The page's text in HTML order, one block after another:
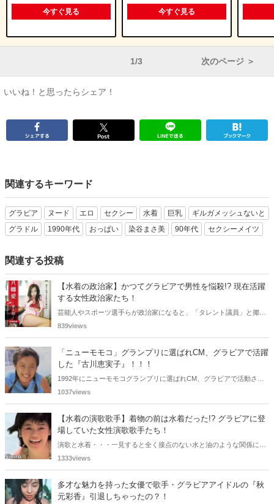
今すぐ見る 今すぐ見る
1/3 次のページ ＞
いいね！と思ったらシェア！
関連するキーワード
グラビア ヌード エロ セクシー 水着 巨乳
ギルガメッシュないと
グラドル
1990年代 おっぱい 染谷まさ美 90年代 セクシーメイツ
関連する投稿
【水着の政治家】かつてグラビアで男性を悩殺!? 現在活躍
する女性政治家たち！
芸能人やスポーツ選手らが政治家になると、「タレント議員」と揶揄
されることがありますが、同時に、"タレントとしての活躍" が再注目
わどいショットで多くの男性を魅了した女性も!? 今回は、そんなグラ
ビアで活躍した女性政治家6名をご紹介します。
839views
「ニューモモコ」グランプリに選ばれCM、グラビアで活躍
した『古川恵実子』！！！
1992年にニューモモコグランプリに選ばれCM、グラビアで活動され
ていた古川恵実子さん。2010年3月頃まではラジオDJを担当されてい
みました。
1037views
【水着の演歌歌手】着物の前は水着だった!? グラビアに登
場していた女性演歌歌手たち！
演歌と水着・・・一見すると全く接点のない水と油のような関係に思
えますが、実は、水着姿を披露した経験を持つ女性演歌歌手は何人か
披露した歌手も!? 今回は、水着姿を公開したことのある5人の女性演
歌歌手をご紹介します。
1333views
多才な魅力を持った女優で歌手・グラビアアイドルの『秋
元彩香』引退しちゃったの？！